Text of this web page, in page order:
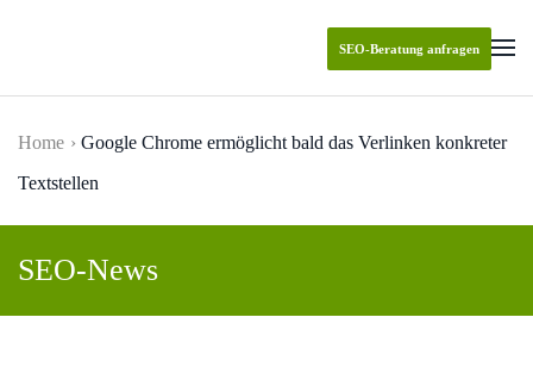
SEO-Beratung anfragen
Home
Google Chrome ermöglicht bald das Verlinken konkreter
Textstellen
SEO-News